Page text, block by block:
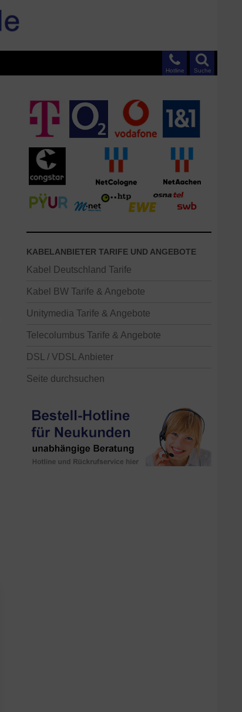
Suche
Hotline
KABELANBIETER TARIFE UND ANGEBOTE
Kabel Deutschland Tarife
Kabel BW Tarife & Angebote
Unitymedia Tarife & Angebote
Telecolumbus Tarife & Angebote
DSL / VDSL Anbieter
Seite durchsuchen